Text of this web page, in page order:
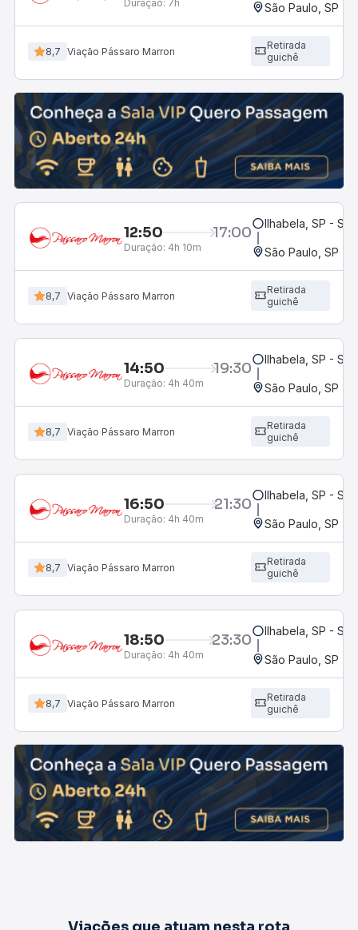
Duração: 7h São Paulo, SP -
8,7 Viação Pássaro Marron
Retirada
guichê
12:50 17:00
Duração: 4h 10m
Ilhabela, SP -
São Paulo, SP -
8,7 Viação Pássaro Marron
Retirada
guichê
14:50 19:30
Duração: 4h 40m
Ilhabela, SP -
São Paulo, SP -
8,7 Viação Pássaro Marron
Retirada
guichê
16:50 21:30
Duração: 4h 40m
Ilhabela, SP -
São Paulo, SP -
8,7 Viação Pássaro Marron
Retirada
guichê
18:50 23:30
Duração: 4h 40m
Ilhabela, SP -
São Paulo, SP -
8,7 Viação Pássaro Marron
Retirada
guichê